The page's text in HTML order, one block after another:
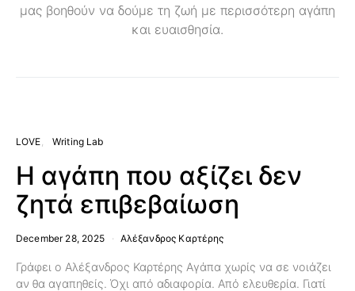
μας βοηθούν να δούμε τη ζωή με περισσότερη αγάπη
και ευαισθησία.
LOVE Writing Lab
Η αγάπη που αξίζει δεν
ζητά επιβεβαίωση
December 28, 2025 Αλέξανδρος Καρτέρης
Γράφει ο Αλέξανδρος Καρτέρης Αγάπα χωρίς να σε νοιάζει
αν θα αγαπηθείς. Όχι από αδιαφορία. Από ελευθερία. Γιατί